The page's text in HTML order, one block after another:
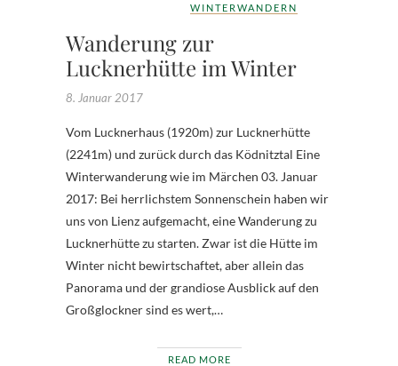
WINTERWANDERN
Wanderung zur
Lucknerhütte im Winter
8. Januar 2017
Vom Lucknerhaus (1920m) zur Lucknerhütte
(2241m) und zurück durch das Ködnitztal Eine
Winterwanderung wie im Märchen 03. Januar
2017: Bei herrlichstem Sonnenschein haben wir
uns von Lienz aufgemacht, eine Wanderung zu
Lucknerhütte zu starten. Zwar ist die Hütte im
Winter nicht bewirtschaftet, aber allein das
Panorama und der grandiose Ausblick auf den
Großglockner sind es wert,…
READ MORE